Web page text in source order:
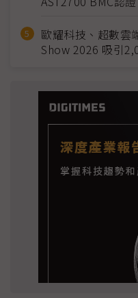
歐耀科技、超數雲
Show 2026 吸引